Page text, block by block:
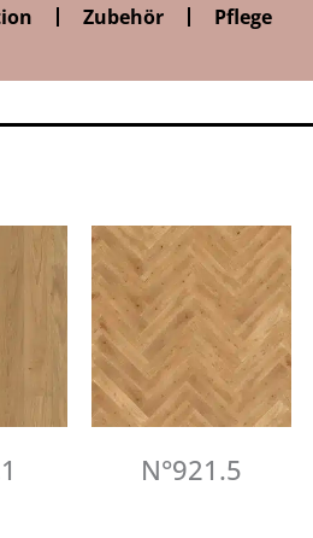
Zubehör Pflege
N°921.5